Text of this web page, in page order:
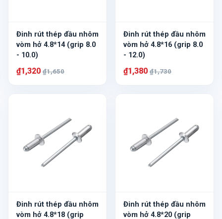
Đinh rút thép đầu nhôm
vòm hở 4.8*14 (grip 8.0
- 10.0)
₫1,320 ₫1,650
Đinh rút thép đầu nhôm
vòm hở 4.8*16 (grip 8.0
- 12.0)
₫1,380 ₫1,730
Đinh rút thép đầu nhôm
vòm hở 4.8*18 (grip
Đinh rút thép đầu nhôm
vòm hở 4.8*20 (grip